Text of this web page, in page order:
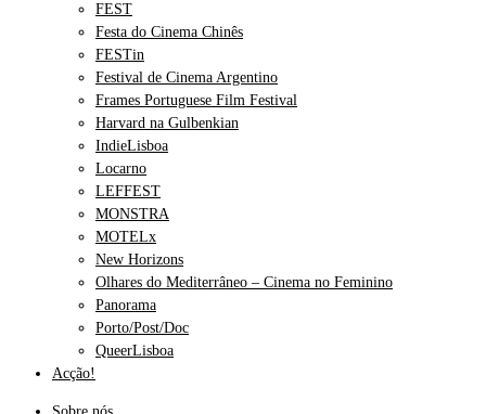
FEST
Festa do Cinema Chinês
FESTin
Festival de Cinema Argentino
Frames Portuguese Film Festival
Harvard na Gulbenkian
IndieLisboa
Locarno
LEFFEST
MONSTRA
MOTELx
New Horizons
Olhares do Mediterrâneo – Cinema no Feminino
Panorama
Porto/Post/Doc
QueerLisboa
Acção!